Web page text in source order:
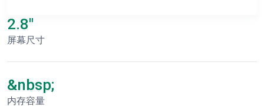
2.8"
屏幕尺寸
&nbsp;
内存容量